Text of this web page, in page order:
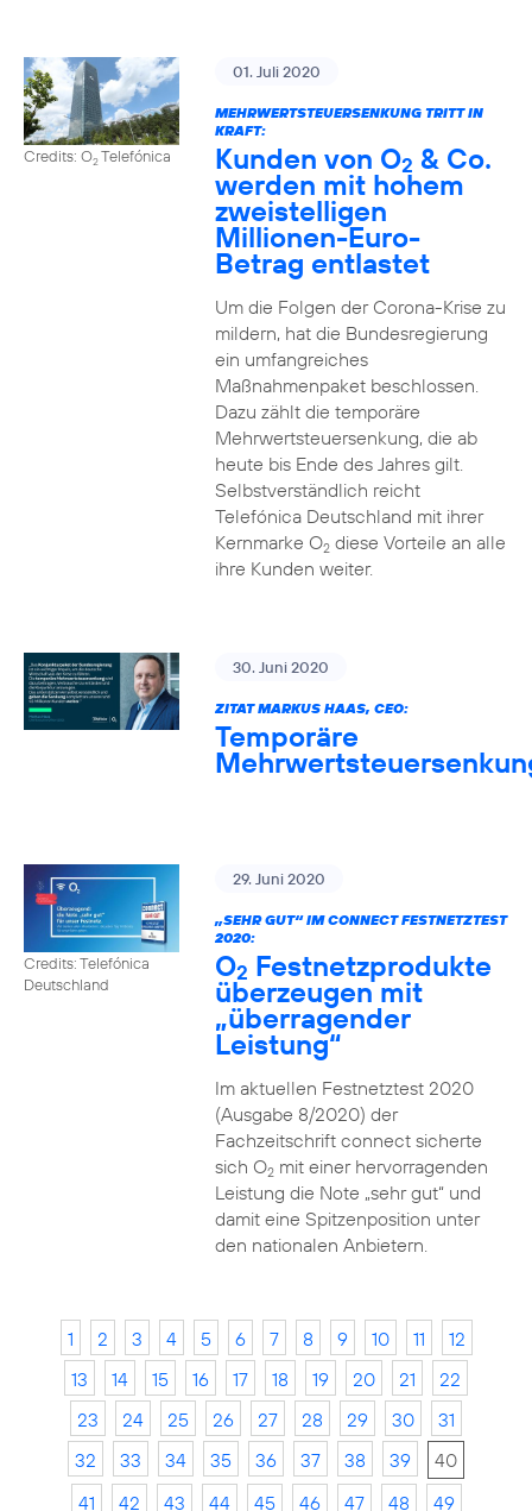
Credits: O2Telefónica
01. Juli 2020
MEHRWERTSTEUERSENKUNG TRITT IN
KRAFT:
Kunden von O2 & Co.
werden mit hohem
zweistelligen
Millionen-Euro-
Betrag entlastet
Um die Folgen der Corona-Krise zu
mildern, hat die Bundesregierung
ein umfangreiches
Maßnahmenpaket beschlossen.
Dazu zählt die temporäre
Mehrwertsteuersenkung, die ab
heute bis Ende des Jahres gilt.
Selbstverständlich reicht
Telefónica Deutschland mit ihrer
Kernmarke O2diese Vorteile an alle
ihre Kunden weiter.
30. Juni 2020
ZITAT MARKUS HAAS, CEO:
Temporäre
Credits: Telefónica
Deutschland
29. Juni 2020
„SEHR GUT“ IM CONNECT FESTNETZTEST
2020:
O2 Festnetzprodukte
überzeugen mit
„überragender
Leistung“
Im aktuellen Festnetztest 2020
(Ausgabe 8/2020) der
Fachzeitschrift connect sicherte
sich O2mit einer hervorragenden
Leistung die Note „sehr gut“ und
damit eine Spitzenposition unter
den nationalen Anbietern.
1 2 3 4 5 6 7 8 9 10 11
12
13
14 15 16 17 18 19 20 21
22
23
24 25 26 27 28 29 30
31
32
33 34 35 36 37 38 39
40
41
42 43 44 45 46 47 48 49